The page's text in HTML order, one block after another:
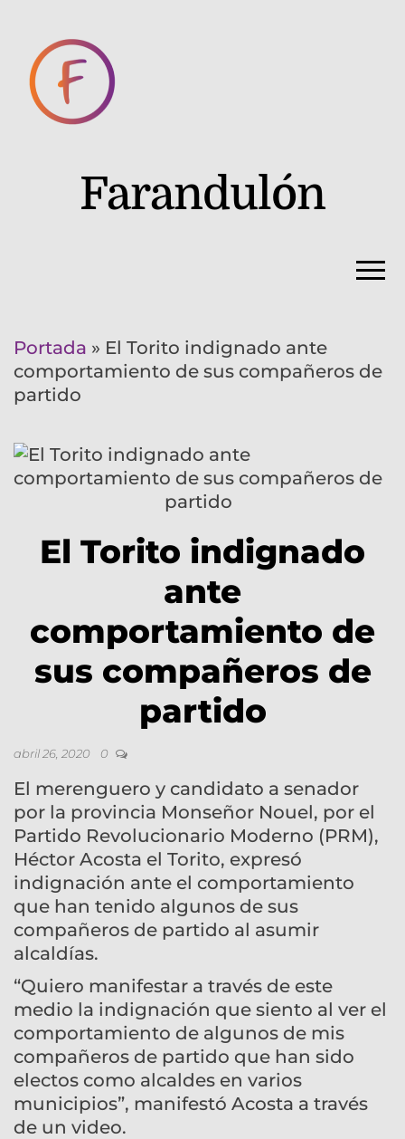
Farandulón
Portada » El Torito indignado ante
comportamiento de sus compañeros de
partido
El Torito indignado
ante
comportamiento de
sus compañeros de
partido
abril 26, 2020 0
El merenguero y candidato a senador
por la provincia Monseñor Nouel, por el
Partido Revolucionario Moderno (PRM),
Héctor Acosta el Torito, expresó
indignación ante el comportamiento
que han tenido algunos de sus
compañeros de partido al asumir
alcaldías.
“Quiero manifestar a través de este
medio la indignación que siento al ver el
comportamiento de algunos de mis
compañeros de partido que han sido
electos como alcaldes en varios
municipios”, manifestó Acosta a través
de un video.